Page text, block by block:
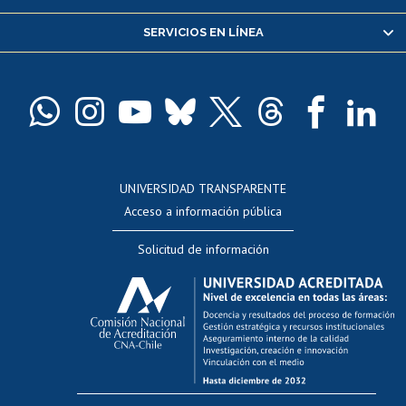
Servicio médico y dental
Pago de arancel y crédito alumnos
Docentes
Evaluación docente
Calificación académica
Postulación al AUCAI
Funcionarias/os
Cursos internos de capacitación
Bienestar del personal
SERVICIOS EN LÍNEA
UNIVERSIDAD TRANSPARENTE
Acceso a información pública
Solicitud de información